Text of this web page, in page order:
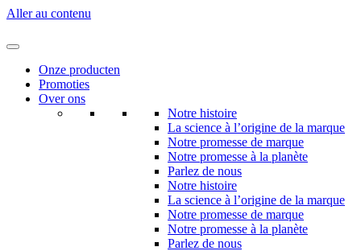
Aller au contenu
Onze producten
Promoties
Over ons
Notre histoire
La science à l’origine de la marque
Notre promesse de marque
Notre promesse à la planète
Parlez de nous
Notre histoire
La science à l’origine de la marque
Notre promesse de marque
Notre promesse à la planète
Parlez de nous